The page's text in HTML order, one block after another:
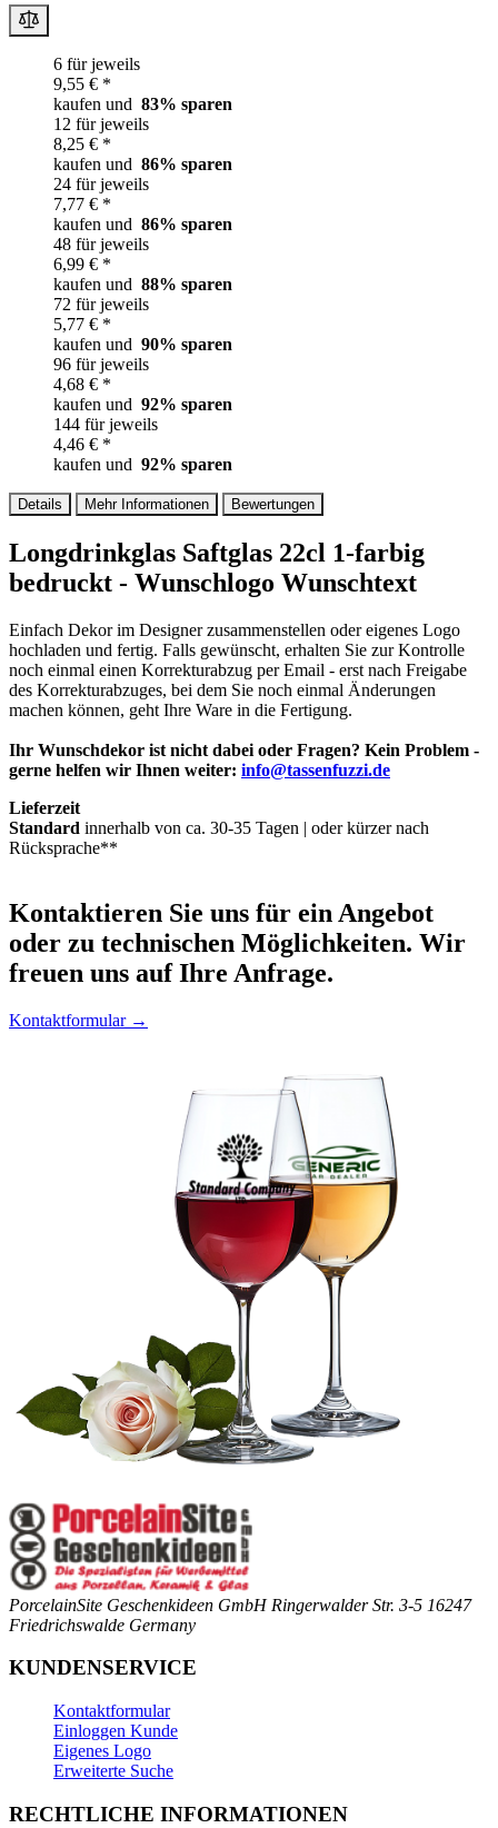
6 für jeweils
9,55 € *
kaufen und 83% sparen
12 für jeweils
8,25 € *
kaufen und 86% sparen
24 für jeweils
7,77 € *
kaufen und 86% sparen
48 für jeweils
6,99 € *
kaufen und 88% sparen
72 für jeweils
5,77 € *
kaufen und 90% sparen
96 für jeweils
4,68 € *
kaufen und 92% sparen
144 für jeweils
4,46 € *
kaufen und 92% sparen
Details Mehr Informationen Bewertungen
Longdrinkglas Saftglas 22cl 1-farbig
bedruckt - Wunschlogo Wunschtext
Einfach Dekor im Designer zusammenstellen oder eigenes Logo
hochladen und fertig. Falls gewünscht, erhalten Sie zur Kontrolle
noch einmal einen Korrekturabzug per Email - erst nach Freigabe
des Korrekturabzuges, bei dem Sie noch einmal Änderungen
machen können, geht Ihre Ware in die Fertigung.
Ihr Wunschdekor ist nicht dabei oder Fragen? Kein Problem -
gerne helfen wir Ihnen weiter: info@tassenfuzzi.de
Lieferzeit
Standard innerhalb von ca. 30-35 Tagen | oder kürzer nach
Rücksprache**
Kontaktieren Sie uns für ein Angebot
oder zu technischen Möglichkeiten. Wir
freuen uns auf Ihre Anfrage.
Kontaktformular →
PorcelainSite Geschenkideen GmbH Ringerwalder Str. 3-5 16247
Friedrichswalde Germany
KUNDENSERVICE
Kontaktformular
Einloggen Kunde
Eigenes Logo
Erweiterte Suche
RECHTLICHE INFORMATIONEN